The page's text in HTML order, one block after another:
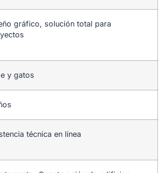
gráfico, solución total para
y gatos
técnica en línea